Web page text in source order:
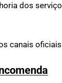
dos
canais